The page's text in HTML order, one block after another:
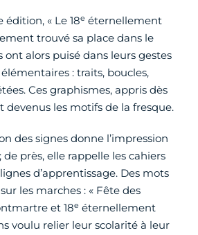
« Le 18e éternellement
trouvé sa place dans le
ont alors puisé dans leurs gestes
: traits, boucles,
Ces graphismes, appris dès
devenus les motifs de la fresque.
des signes donne l’impression
près, elle rappelle les cahiers
d’apprentissage. Des mots
les marches : « Fête des
et 18e éternellement
voulu relier leur scolarité à leur